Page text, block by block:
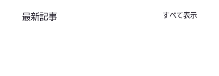
最新記事 すべて表示